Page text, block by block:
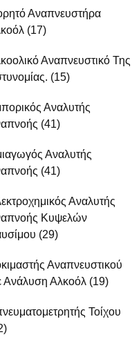
Αναπνευστήρα
(17)
Αναπνευστικό Της
(15)
Αναλυτής
(41)
Αναλυτής
(41)
Αναλυτής
Κυψελών
(29)
Αναπνευστικού
Ανάλυση Αλκοόλ (19)
Τοίχου